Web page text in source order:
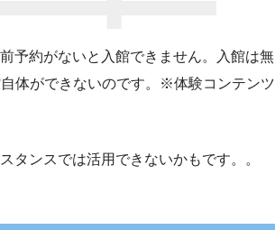
予約がないと入館できません。入館は無
体ができないのです。※体験コンテンツ
タンスでは活用できないかもです。。